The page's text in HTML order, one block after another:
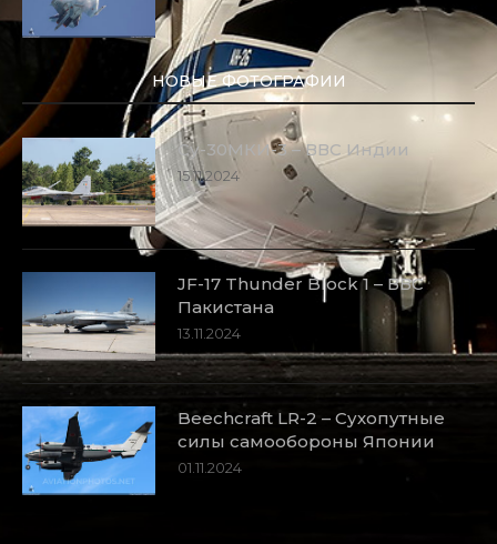
НОВЫЕ ФОТОГРАФИИ
Су-30МКИ-3 – ВВС Индии
15.11.2024
JF-17 Thunder Block 1 – ВВС
Пакистана
13.11.2024
Beechcraft LR-2 – Сухопутные
силы самообороны Японии
01.11.2024